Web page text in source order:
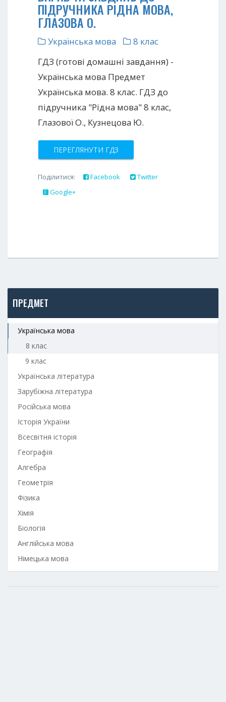
ПІДРУЧНИКА РІДНА МОВА,
ГЛАЗОВА О.
Українська мова
8 клас
ГДЗ (готові домашні завдання) -
Українська мова Предмет
Українська мова. 8 клас. ГДЗ до
підручника "Рідна мова" 8 клас,
Глазової О., Кузнецова Ю.
ПЕРЕГЛЯНУТИ ГДЗ
Поділитися: Facebook
Twitter
Google+
ПРЕДМЕТ
Українська мова
8 клас
9 клас
Українська література
Зарубіжна література
Російська мова
Історія України
Всесвітня історія
Географія
Алгебра
Геометрія
Фізика
Хімія
Біологія
Англійська мова
Німецька мова